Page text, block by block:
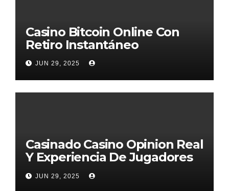
Casino Bitcoin Online Con
Retiro Instantáneo
JUN 29, 2025
Casinado Casino Opinion Real
Y Experiencia De Jugadores
2026
JUN 29, 2025